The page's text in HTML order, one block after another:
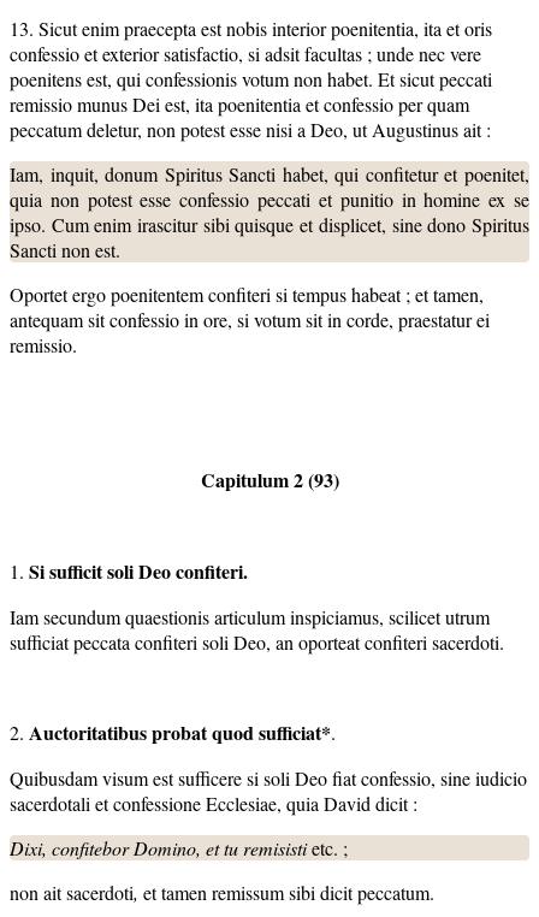
13. Sicut enim praecepta est nobis interior poenitentia, ita et oris
confessio et exterior satisfactio, si adsit facultas ; unde nec vere
poenitens est, qui confessionis votum non habet. Et sicut peccati
remissio munus Dei est, ita poenitentia et confessio per quam
peccatum deletur, non potest esse nisi a Deo, ut Augustinus ait :
Iam, inquit, donum Spiritus Sancti habet, qui confitetur et poenitet,
quia non potest esse confessio peccati et punitio in homine ex se
ipso. Cum enim irascitur sibi quisque et displicet, sine dono Spiritus
Sancti non est.
Oportet ergo poenitentem confiteri si tempus habeat ; et tamen,
antequam sit confessio in ore, si votum sit in corde, praestatur ei
remissio.
Capitulum 2 (93)
1. Si sufficit soli Deo confiteri.
Iam secundum quaestionis articulum inspiciamus, scilicet utrum
sufficiat peccata confiteri soli Deo, an oporteat confiteri sacerdoti.
2. Auctoritatibus probat quod sufficiat*.
Quibusdam visum est sufficere si soli Deo fiat confessio, sine iudicio
sacerdotali et confessione Ecclesiae, quia David dicit :
Dixi, confitebor Domino, et tu remisistietc. ;
non aitsacerdoti, et tamen remissum sibi dicit peccatum.